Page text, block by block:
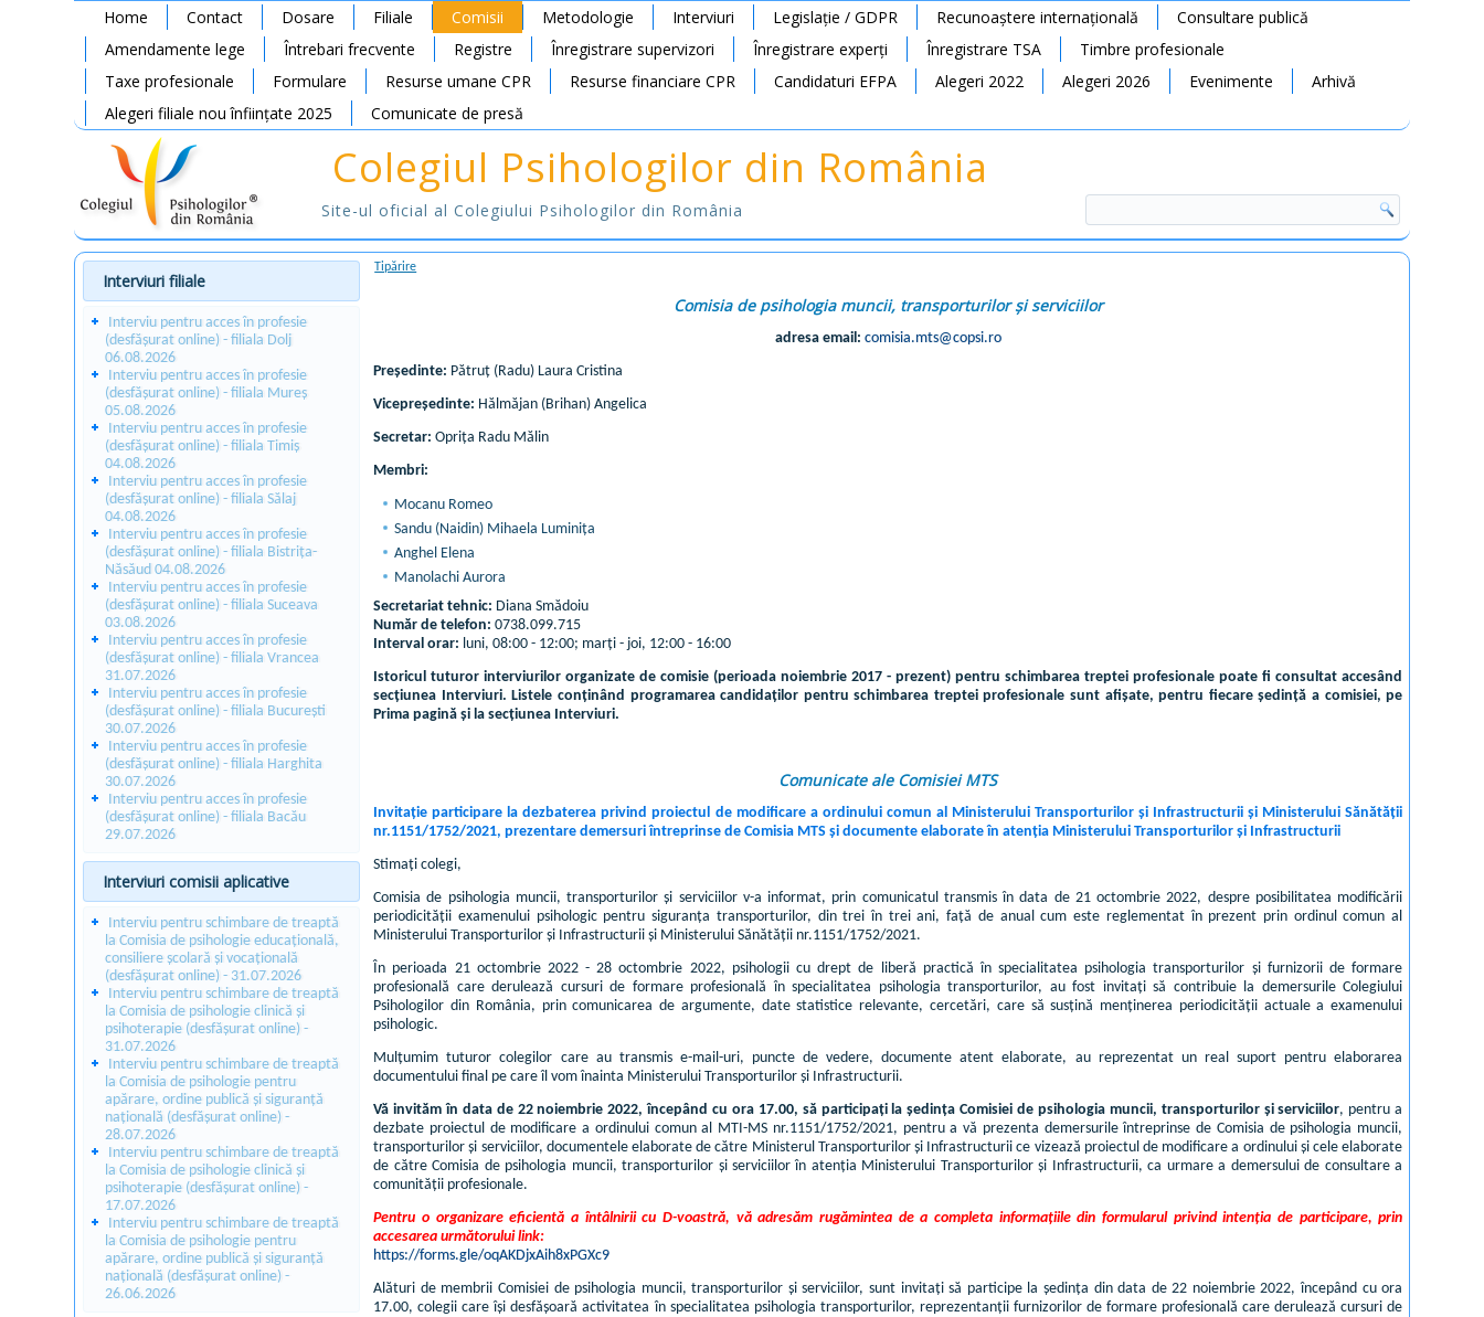
Home Contact Dosare Filiale Comisii Metodologie Interviuri Legislație / GDPR Recunoaștere internațională
Consultare publică
Amendamente lege
Întrebari frecvente Registre Înregistrare supervizori Înregistrare experți Înregistrare TSA
Timbre profesionale
Taxe profesionale
Formulare Resurse umane CPR Resurse financiare CPR Candidaturi EFPA Alegeri 2022 Alegeri 2026 Evenimente
Arhivă
Alegeri filiale nou înființate 2025
Comunicate de presă
Colegiul Psihologilor din România
Site-ul oficial al Colegiului Psihologilor din România
Interviuri filiale
Interviu pentru acces în profesie
(desfășurat online) - filiala Dolj
06.08.2026
Interviu pentru acces în profesie
(desfășurat online) - filiala Mureș
05.08.2026
Interviu pentru acces în profesie
(desfășurat online) - filiala Timiș
04.08.2026
Interviu pentru acces în profesie
(desfășurat online) - filiala Sălaj
04.08.2026
Interviu pentru acces în profesie
(desfășurat online) - filiala Bistrița-
Năsăud 04.08.2026
Interviu pentru acces în profesie
(desfășurat online) - filiala Suceava
03.08.2026
Interviu pentru acces în profesie
(desfășurat online) - filiala Vrancea
31.07.2026
Interviu pentru acces în profesie
(desfășurat online) - filiala București
30.07.2026
Interviu pentru acces în profesie
(desfășurat online) - filiala Harghita
30.07.2026
Interviu pentru acces în profesie
(desfășurat online) - filiala Bacău
29.07.2026
Interviuri comisii aplicative
Interviu pentru schimbare de treaptă
la Comisia de psihologie educațională,
consiliere școlară și vocațională
(desfășurat online) - 31.07.2026
Interviu pentru schimbare de treaptă
la Comisia de psihologie clinică și
psihoterapie (desfășurat online) -
31.07.2026
Interviu pentru schimbare de treaptă
la Comisia de psihologie pentru
apărare, ordine publică și siguranță
națională (desfășurat online) -
28.07.2026
Interviu pentru schimbare de treaptă
la Comisia de psihologie clinică și
psihoterapie (desfășurat online) -
17.07.2026
Interviu pentru schimbare de treaptă
la Comisia de psihologie pentru
apărare, ordine publică și siguranță
națională (desfășurat online) -
26.06.2026
Tipărire
Comisia de psihologia muncii, transporturilor și serviciilor
adresa email: comisia.mts@copsi.ro
Președinte: Pătruț (Radu) Laura Cristina
Vicepreședinte: Hălmăjan (Brihan) Angelica
Secretar: Oprița Radu Mălin
Membri:
Mocanu Romeo
Sandu (Naidin) Mihaela Luminița
Anghel Elena
Manolachi Aurora
Secretariat tehnic: Diana Smădoiu
Număr de telefon: 0738.099.715
Interval orar: luni, 08:00 - 12:00; marți - joi, 12:00 - 16:00
Istoricul tuturor interviurilor organizate de comisie (perioada noiembrie 2017 - prezent) pentru schimbarea treptei profesionale poate fi consultat accesând
secțiunea Interviuri. Listele conținând programarea candidaților pentru schimbarea treptei profesionale sunt afișate, pentru fiecare ședință a comisiei, pe
Prima pagină și la secțiunea Interviuri.
Comunicate ale Comisiei MTS
Invitație participare la dezbaterea privind proiectul de modificare a ordinului comun al Ministerului Transporturilor și Infrastructurii și Ministerului Sănătății
nr.1151/1752/2021, prezentare demersuri întreprinse de Comisia MTS și documente elaborate în atenția Ministerului Transporturilor și Infrastructurii
Stimați colegi,
Comisia de psihologia muncii, transporturilor și serviciilor v-a informat, prin comunicatul transmis în data de 21 octombrie 2022, despre posibilitatea modificării
periodicității examenului psihologic pentru siguranța transporturilor, din trei în trei ani, față de anual cum este reglementat în prezent prin ordinul comun al
Ministerului Transporturilor și Infrastructurii și Ministerului Sănătății nr.1151/1752/2021.
În perioada 21 octombrie 2022 - 28 octombrie 2022, psihologii cu drept de liberă practică în specialitatea psihologia transporturilor și furnizorii de formare
profesională care derulează cursuri de formare profesională în specialitatea psihologia transporturilor, au fost invitați să contribuie la demersurile Colegiului
Psihologilor din România, prin comunicarea de argumente, date statistice relevante, cercetări, care să susțină menținerea periodicității actuale a examenului
psihologic.
Mulțumim tuturor colegilor care au transmis e-mail-uri, puncte de vedere, documente atent elaborate, au reprezentat un real suport pentru elaborarea
documentului final pe care îl vom înainta Ministerului Transporturilor și Infrastructurii.
Vă invităm în data de 22 noiembrie 2022, începând cu ora 17.00, să participați la ședința Comisiei de psihologia muncii, transporturilor și serviciilor, pentru a
dezbate proiectul de modificare a ordinului comun al MTI-MS nr.1151/1752/2021, pentru a vă prezenta demersurile întreprinse de Comisia de psihologia muncii,
transporturilor și serviciilor, documentele elaborate de către Ministerul Transporturilor și Infrastructurii ce vizează proiectul de modificare a ordinului și cele elaborate
de către Comisia de psihologia muncii, transporturilor și serviciilor în atenția Ministerului Transporturilor și Infrastructurii, ca urmare a demersului de consultare a
comunității profesionale.
Pentru o organizare eficientă a întâlnirii cu D-voastră, vă adresăm rugămintea de a completa informațiile din formularul privind intenția de participare, prin
accesarea următorului link:
https://forms.gle/oqAKDjxAih8xPGXc9
Alături de membrii Comisiei de psihologia muncii, transporturilor și serviciilor, sunt invitați să participe la ședința din data de 22 noiembrie 2022, începând cu ora
17.00, colegii care își desfășoară activitatea în specialitatea psihologia transporturilor, reprezentanții furnizorilor de formare profesională care derulează cursuri de